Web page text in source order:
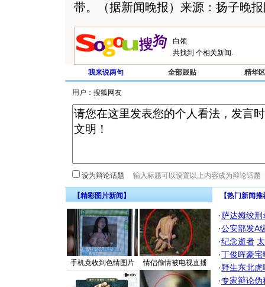
带。（据新闻晚报）来源：扬子晚
共找到 个相关新闻.
我来说两句 全部跟贴 精华区
用户：
设为辩论话题
【精彩图片新闻】
手机竟收到色情图片 情侣偷情被电视直播
【热门新闻
·萨达姆绞刑
·公安部发A
·纪念逝者
·丁俊晖豪
·野生东北
·专家辩论伪